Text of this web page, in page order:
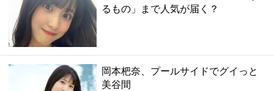
るもの」まで人気が届く？
岡本杷奈、プールサイドでグイっと
美谷間